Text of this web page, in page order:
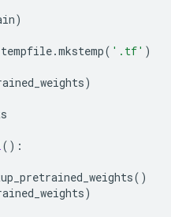
)
tempfile.mkstemp( '.tf' )
)
():
()
)